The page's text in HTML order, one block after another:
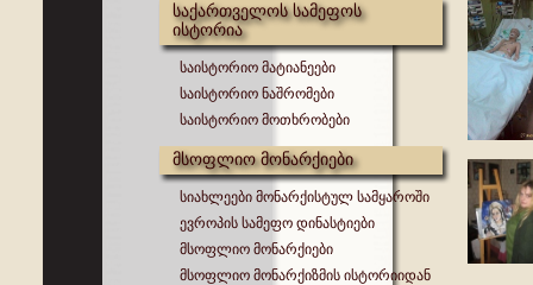
საქართველოს სამეფოს
ისტორია
საისტორიო მატიანეები
საისტორიო ნაშრომები
საისტორიო მოთხრობები
მსოფლიო მონარქიები
სიახლეები მონარქისტულ სამყაროში
ევროპის სამეფო დინასტიები
მსოფლიო მონარქიები
მსოფლიო მონარქიზმის ისტორიიდან